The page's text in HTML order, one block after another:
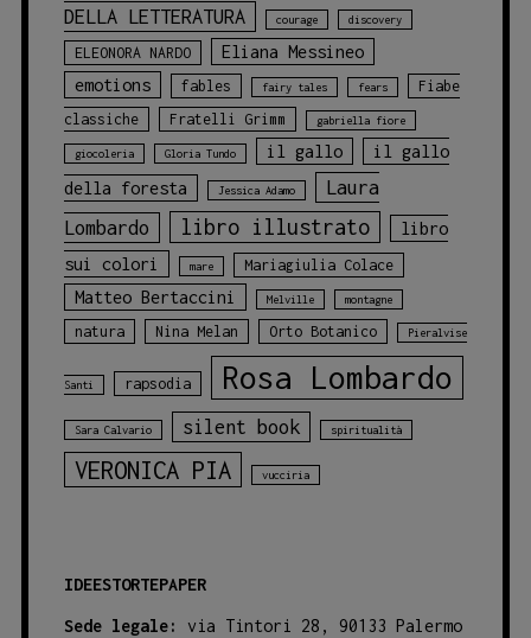
DELLA LETTERATURA
courage discovery
ELEONORA NARDO
Eliana Messineo
emotions
fables fairy tales fears
Fiabe
classiche
Fratelli Grimm gabriella fiore
giocoleria Gloria Tundo il gallo
il gallo
della foresta
Jessica Adamo
Laura
Lombardo
libro illustrato
libro
sui colori
mare Mariagiulia Colace
Matteo Bertaccini Melville montagne
natura Nina Melan Orto Botanico Pieralvise
Santi rapsodia Rosa Lombardo
Sara Calvario silent book spiritualità
VERONICA PIA vucciria
IDEESTORTEPAPER
Sede legale: via Tintori 28, 90133 Palermo